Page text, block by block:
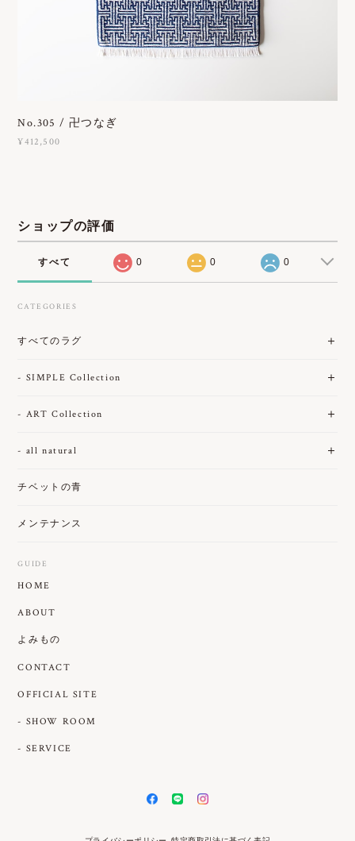
No.305 / 卍つなぎ
¥412,500
ショップの評価
すべて 0 0 0
CATEGORIES
すべてのラグ
- SIMPLE Collection
- ART Collection
- all natural
チベットの青
メンテナンス
GUIDE
HOME
ABOUT
よみもの
CONTACT
OFFICIAL SITE
- SHOW ROOM
- SERVICE